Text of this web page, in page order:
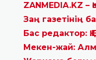
ZANMEDIA.KZ –
Заң газетінің
Бас редактор:
Мекен-жай: